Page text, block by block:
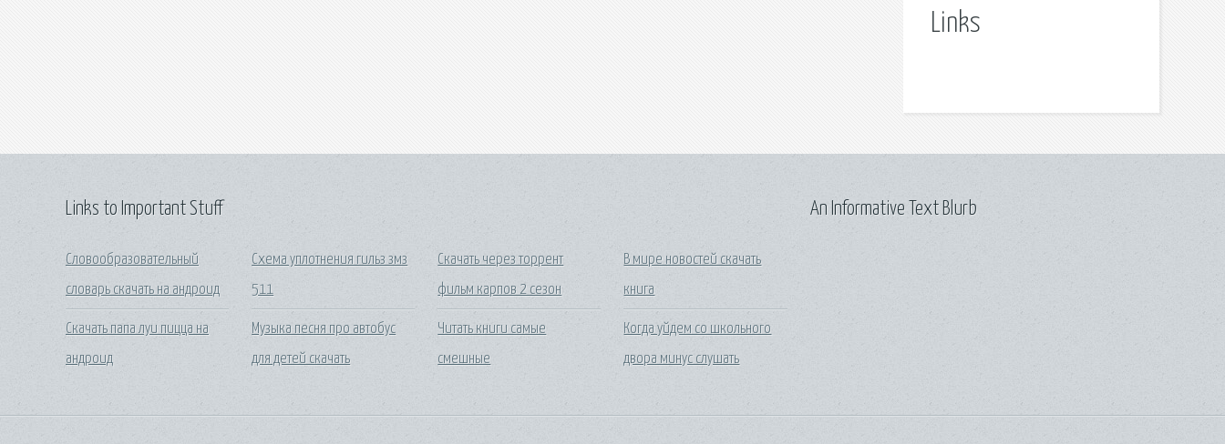
Links
Links to Important Stuff
Словообразовательный
словарь скачать на андроид
Скачать папа луи пицца на
андроид
Схема уплотнения гильз змз
511
Музыка песня про автобус
для детей скачать
Скачать через торрент
фильм карпов 2 сезон
Читать книги самые
смешные
В мире новостей скачать
книга
Когда уйдем со школьного
двора минус слушать
An Informative Text Blurb